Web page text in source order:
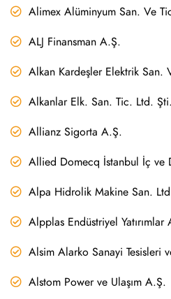
Alimex Alüminyum San. Ve
ALJ Finansman A.Ş.
Alkan Kardeşler Elektrik San.
Alkanlar Elk. San. Tic. Ltd. Şti.
Allianz Sigorta A.Ş.
Allied Domecq İstanbul İç ve
Alpa Hidrolik Makine San.
Alpplas Endüstriyel Yatırımlar
Alsim Alarko Sanayi Tesisleri
Alstom Power ve Ulaşım A.Ş.